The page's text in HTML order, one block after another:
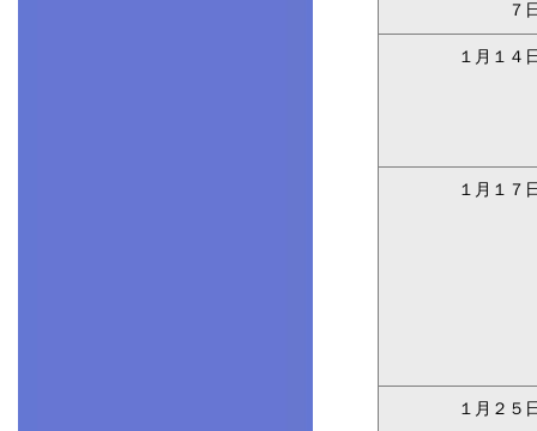
７
１月１４
１月１７
１月２５